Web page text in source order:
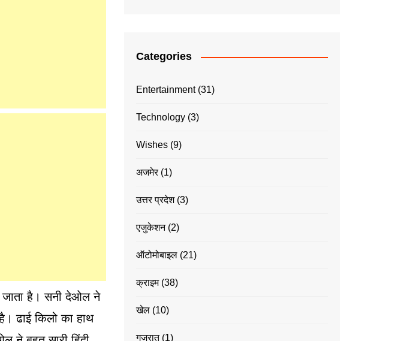
जाता है। सनी देओल ने
ढाई किलो का हाथ
Categories
Entertainment(31)
Technology (3)
Wishes (9)
अजमेर(1)
उत्तर प्रदेश(3)
एजुकेशन(2)
ऑटोमोबाइल (21)
क्राइम(38)
खेल (10)
गुजरात(1)